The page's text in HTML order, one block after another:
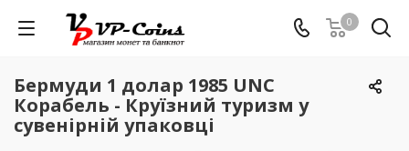
0
Бермуди 1 долар 1985 UNC
Корабель - Круїзний туризм у
сувенірній упаковці